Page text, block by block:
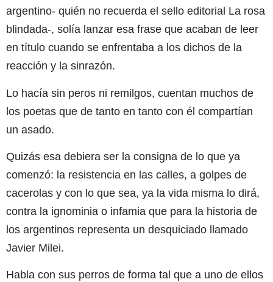
argentino- quién no recuerda el sello editorial La rosa
blindada-, solía lanzar esa frase que acaban de leer
en título cuando se enfrentaba a los dichos de la
reacción y la sinrazón.
Lo hacía sin peros ni remilgos, cuentan muchos de
los poetas que de tanto en tanto con él compartían
un asado.
Quizás esa debiera ser la consigna de lo que ya
comenzó: la resistencia en las calles, a golpes de
cacerolas y con lo que sea, ya la vida misma lo dirá,
contra la ignominia o infamia que para la historia de
los argentinos representa un desquiciado llamado
Javier Milei.
Habla con sus perros de forma tal que a uno de ellos